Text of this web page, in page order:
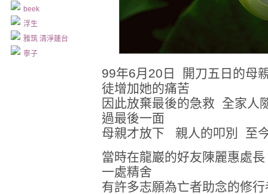
beek
浮生
雅筑 清淨蓮台
寧子
99年6月20日 開刀五日的母
徒增加她的痛苦
因此放棄最後的急救 全家
過最後一面
母親才放下 親人的叩別 至
當時在龍巖的好友陳麗惠
一處精舍
有許多志願為亡者助念的修